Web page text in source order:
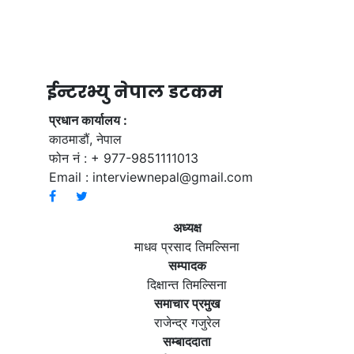
ईन्टरभ्यु नेपाल डटकम
प्रधान कार्यालय :
काठमाडौं, नेपाल
फोन नं : + 977-9851111013
Email : interviewnepal@gmail.com
अध्यक्ष
माधव प्रसाद तिमल्सिना
सम्पादक
दिक्षान्त तिमल्सिना
समाचार प्रमुख
राजेन्द्र गजुरेल
सम्बाददाता